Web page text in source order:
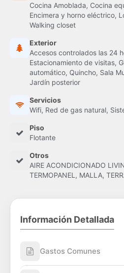
Cocina Amoblada, Cocina
Encimera y horno eléctrico,
Walking closet
Exterior
Accesos controlados las 24
Estacionamiento de visitas,
automático, Quincho, Sala
Jardín posterior
Servicios
Wifi, Red de gas natural,
Piso
Flotante
Otros
AIRE ACONDICIONADO
TERMOPANEL, MALLA,
Información Detallada
Gastos Comunes